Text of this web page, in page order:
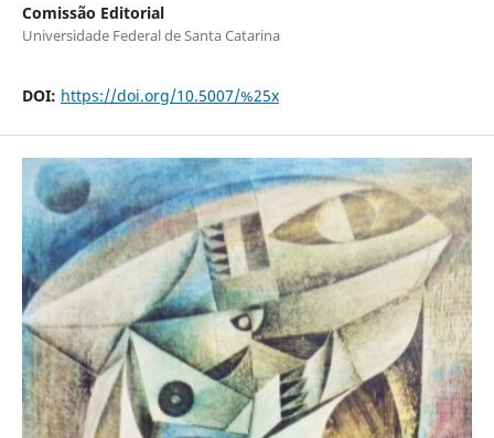
Comissão Editorial
Universidade Federal de Santa Catarina
DOI: https://doi.org/10.5007/%25x